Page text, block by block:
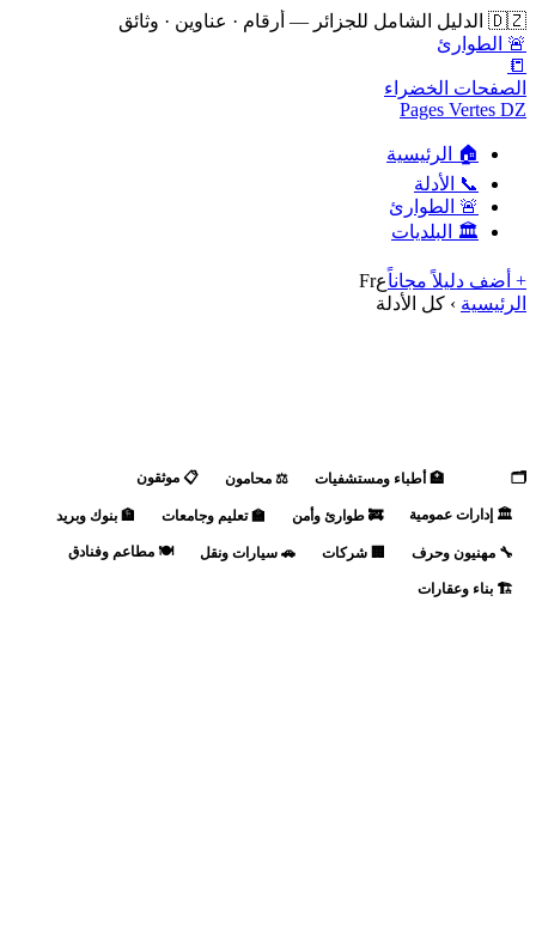
🇩🇿 الدليل الشامل للجزائر — أرقام · عناوين · وثائق
🚨 الطوارئ
📒
الصفحات الخضراء
Pages Vertes DZ
🏠 الرئيسية
📞 الأدلة
🚨 الطوارئ
🏛️ البلديات
+ أضف دليلاً مجاناًعFr
الرئيسية › كل الأدلة
🗂️ 🏥 أطباء ومستشفيات ⚖️ محامون 📋 موثقون
🏛️ إدارات عمومية 🚒 طوارئ وأمن 🏫 تعليم وجامعات 🏦 بنوك وبريد
🔧 مهنيون وحرف 🏢 شركات 🚗 سيارات ونقل 🍽️ مطاعم وفنادق
🏗️ بناء وعقارات